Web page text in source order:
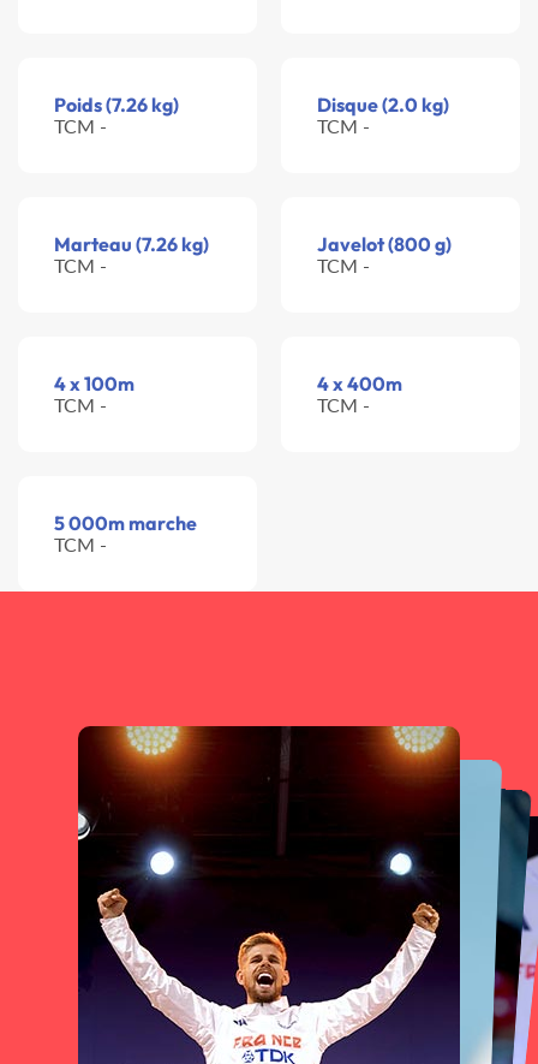
Poids (7.26 kg)
TCM -
Disque (2.0 kg)
TCM -
Marteau (7.26 kg)
TCM -
Javelot (800 g)
TCM -
4 x 100m
TCM -
4 x 400m
TCM -
5 000m marche
TCM -